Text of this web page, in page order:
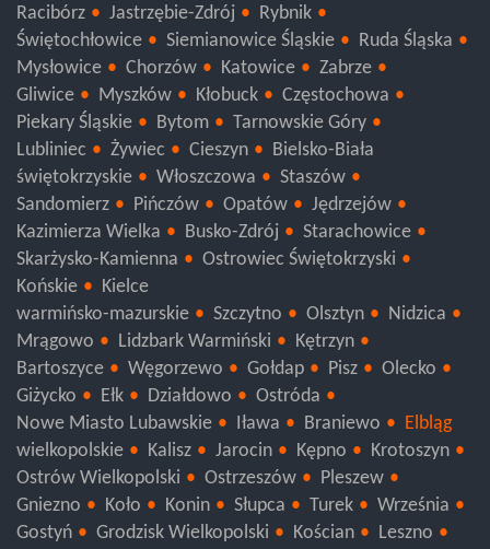
Racibórz
Jastrzębie-Zdrój
Rybnik
Świętochłowice
Siemianowice Śląskie
Ruda Śląska
Mysłowice
Chorzów Katowice
Zabrze
Gliwice
Myszków Kłobuck
Częstochowa
Piekary Śląskie
Bytom
Tarnowskie Góry
Lubliniec
Żywiec Cieszyn
Bielsko-Biała
świętokrzyskie
Włoszczowa
Staszów
Sandomierz
Pińczów Opatów
Jędrzejów
Kazimierza Wielka
Busko-Zdrój
Starachowice
Skarżysko-Kamienna
Ostrowiec Świętokrzyski
Końskie
Kielce
warmińsko-mazurskie
Szczytno Olsztyn
Nidzica
Mrągowo
Lidzbark Warmiński
Kętrzyn
Bartoszyce
Węgorzewo Gołdap Pisz
Olecko
Giżycko
Ełk Działdowo
Ostróda
Nowe Miasto Lubawskie
Iława Braniewo
Elbląg
wielkopolskie
Kalisz Jarocin Kępno
Krotoszyn
Ostrów Wielkopolski
Ostrzeszów
Pleszew
Gniezno
Koło Konin Słupca Turek
Września
Gostyń
Grodzisk Wielkopolski Kościan
Leszno